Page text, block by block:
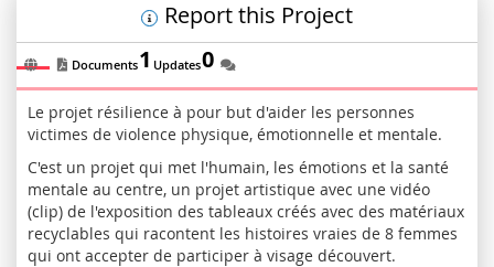
Report this Project
Le projet résilience à pour but d'aider les personnes
victimes de violence physique, émotionnelle et mentale.
C'est un projet qui met l'humain, les émotions et la santé
mentale au centre, un projet artistique avec une vidéo
(clip) de l'exposition des tableaux créés avec des matériaux
recyclables qui racontent les histoires vraies de 8 femmes
qui ont accepter de participer à visage découvert.
Documents1 Updates0